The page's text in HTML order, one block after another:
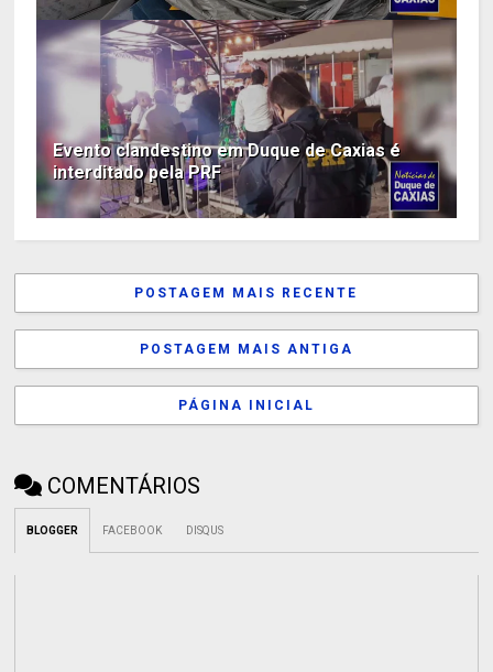
Evento clandestino em Duque de Caxias é
interditado pela PRF
POSTAGEM MAIS RECENTE
POSTAGEM MAIS ANTIGA
PÁGINA INICIAL
COMENTÁRIOS
BLOGGER FACEBOOK DISQUS